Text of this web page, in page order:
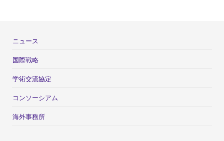
ニュース
国際戦略
学術交流協定
コンソーシアム
海外事務所